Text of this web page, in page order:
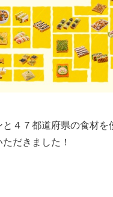
と４７都道府県の食材
だきました！